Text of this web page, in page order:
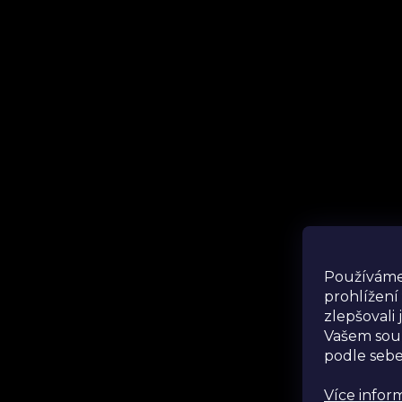
prohlížení
zlepšovali
Vašem
podle
Více